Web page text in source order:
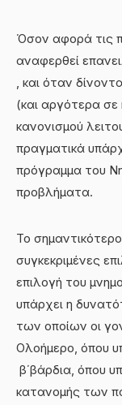
Όσον αφορά τις
αναφερθεί
, και όταν
(και αργότερα σε
κανονισμού
πραγματικά
πρόγραμμα του
προβλήματα.
Το
συγκεκριμένες
επιλογή του
υπάρχει η
των οποίων οι
Ολοήμερο, όπου
β΄βάρδια, όπου
κατανομής των